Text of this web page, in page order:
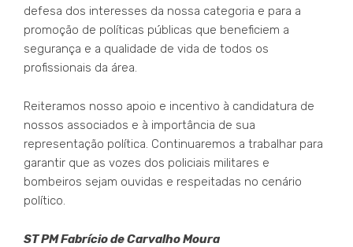
defesa dos interesses da nossa categoria e para a
promoção de políticas públicas que beneficiem a
segurança e a qualidade de vida de todos os
profissionais da área.
Reiteramos nosso apoio e incentivo à candidatura de
nossos associados e à importância de sua
representação política. Continuaremos a trabalhar para
garantir que as vozes dos policiais militares e
bombeiros sejam ouvidas e respeitadas no cenário
político.
ST PM Fabrício de Carvalho Moura